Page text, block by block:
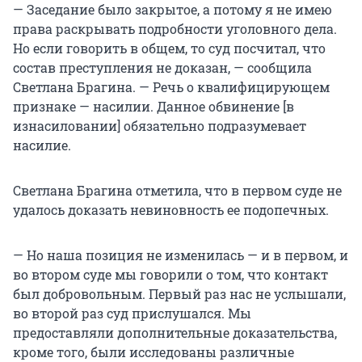
— Заседание было закрытое, а потому я не имею
права раскрывать подробности уголовного дела.
Но если говорить в общем, то суд посчитал, что
состав преступления не доказан, — сообщила
Светлана Брагина. — Речь о квалифицирующем
признаке — насилии. Данное обвинение [в
изнасиловании] обязательно подразумевает
насилие.
Светлана Брагина отметила, что в первом суде не
удалось доказать невиновность ее подопечных.
— Но наша позиция не изменилась — и в первом, и
во втором суде мы говорили о том, что контакт
был добровольным. Первый раз нас не услышали,
во второй раз суд прислушался. Мы
предоставляли дополнительные доказательства,
кроме того, были исследованы различные